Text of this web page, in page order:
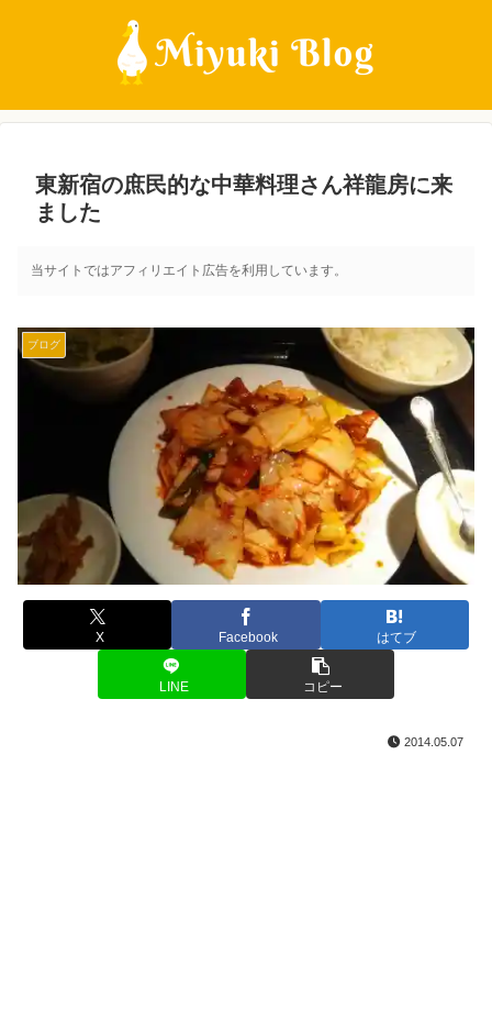
東新宿の庶民的な中華料理さん祥龍房に来
ました
当サイトではアフィリエイト広告を利用しています。
ブログ
X Facebook はてブ
LINE コピー
2014.05.07